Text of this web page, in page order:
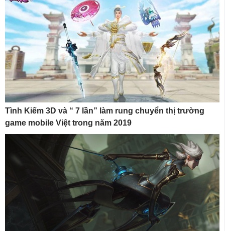
Tình Kiếm 3D và “ 7 lần” làm rung chuyển thị trường
game mobile Việt trong năm 2019